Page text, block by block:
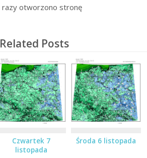
razy otworzono stronę
Related Posts
Czwartek 7
listopada
Środa 6 listopada